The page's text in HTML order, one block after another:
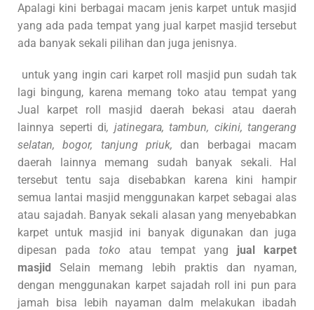
Apalagi kini berbagai macam jenis karpet untuk masjid
yang ada pada tempat yang jual karpet masjid tersebut
ada banyak sekali pilihan dan juga jenisnya.
untuk yang ingin cari karpet roll masjid pun sudah tak
lagi bingung, karena memang toko atau tempat yang
Jual karpet roll masjid daerah bekasi atau daerah
lainnya seperti di, jatinegara, tambun, cikini, tangerang
selatan, bogor, tanjung priuk, dan berbagai macam
daerah lainnya memang sudah banyak sekali. Hal
tersebut tentu saja disebabkan karena kini hampir
semua lantai masjid menggunakan karpet sebagai alas
atau sajadah. Banyak sekali alasan yang menyebabkan
karpet untuk masjid ini banyak digunakan dan juga
dipesan padatoko atau tempat yang jual karpet
masjidSelain memang lebih praktis dan nyaman,
dengan menggunakan karpet sajadah roll ini pun para
jamah bisa lebih nayaman dalm melakukan ibadah